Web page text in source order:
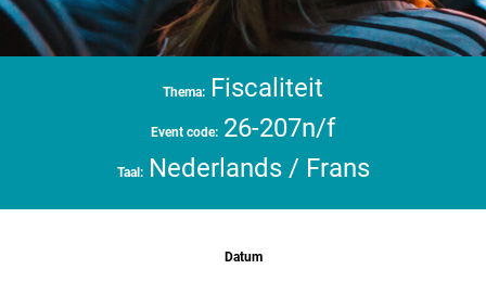
Thema: Fiscaliteit
Event code: 26-207n/f
Taal: Nederlands / Frans
Datum